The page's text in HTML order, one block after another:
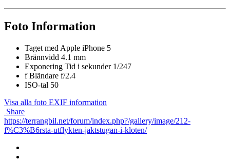
Foto Information
Taget med Apple iPhone 5
Brännvidd 4.1 mm
Exponering Tid i sekunder 1/247
f Bländare f/2.4
ISO-tal 50
Visa alla foto EXIF information
Share
https://terrangbil.net/forum/index.php?/gallery/image/212-
f%C3%B6rsta-utflykten-jaktstugan-i-kloten/